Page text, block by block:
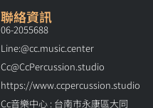
聯絡資訊
06-2055688
Line:@cc.music.center
Cc@CcPercussion.studio
https://www.ccpercussion.studio
Cc音樂中心 : 台南市永康區大同